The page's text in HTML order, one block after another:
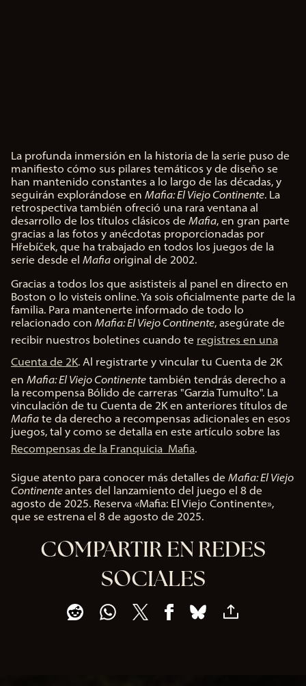
aci
dad
de
You
Tub
ey
la
tra
nsf
ere
nci
de
dat
os a
los
ser
vid
ore
s
Go
ogl
e.
A
c
c
e
p
t
&
P
a
y
Al
er
clic
en
«Ac
ept
ar y
rep
rod
»,
ace
pta
s la
tica
La profunda inmersión en la historia de la serie puso de
manifiesto cómo sus pilares temáticos y de diseño se
han mantenido constantes a lo largo de las décadas, y
seguirán explorándose en Mafia: El Viejo Continente. La
retrospectiva también ofreció una rara ventana al
desarrollo de los títulos clásicos de Mafia, en gran parte
gracias a las fotos y anécdotas proporcionadas por
Hřebíček, que ha trabajado en todos los juegos de la
serie desde el Mafia original de 2002.
Gracias a todos los que asististeis al panel en directo en
Boston o lo visteis online. Ya sois oficialmente parte de la
familia. Para mantenerte informado de todo lo
relacionado con Mafia: El Viejo Continente, asegúrate de
recibir nuestros boletines cuando te registres en una
Cuenta de 2K. Al registrarte y vincular tu Cuenta de 2K
en Mafia: El Viejo Continente también tendrás derecho a
la recompensa Bólido de carreras "Garzia Tumulto". La
vinculación de tu Cuenta de 2K en anteriores títulos de
Mafia te da derecho a recompensas adicionales en esos
juegos, tal y como se detalla en este artículo sobre las
Recompensas de la Franquicia Mafia.
Sigue atento para conocer más detalles de Mafia: El Viejo
Continenteantes del lanzamiento del juego el 8 de
agosto de 2025. Reserva «Mafia: El Viejo Continente»,
que se estrena el 8 de agosto de 2025.
COMPARTIR EN REDES
SOCIALES